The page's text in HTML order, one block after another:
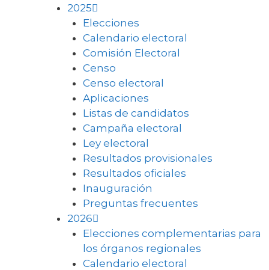
2025
Elecciones
Calendario electoral
Comisión Electoral
Censo
Censo electoral
Aplicaciones
Listas de candidatos
Campaña electoral
Ley electoral
Resultados provisionales
Resultados oficiales
Inauguración
Preguntas frecuentes
2026
Elecciones complementarias para
los órganos regionales
Calendario electoral